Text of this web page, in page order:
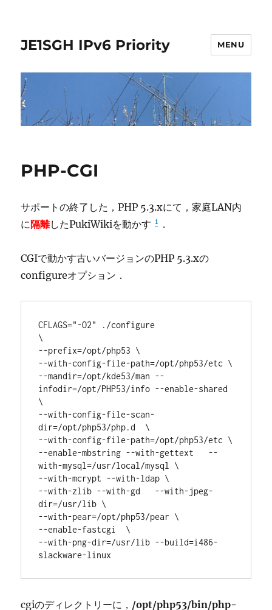
JE1SGH IPv6 Priority MENU
PHP-CGI
サポートの終了した，PHP 5.3.xにて，家庭LAN内
に隔離したPukiWikiを動かす 1 ．
CGIで動かす古いバージョンのPHP 5.3.xの
configureオプション．
CFLAGS="-O2" ./configure
\
--prefix=/opt/php53 \
--with-config-file-path=/opt/php53/etc \
--mandir=/opt/kde53/man --
infodir=/opt/PHP53/info --enable-shared
\
--with-config-file-scan-
dir=/opt/php53/php.d  \
--with-config-file-path=/opt/php53/etc \
--enable-mbstring --with-gettext   --
with-mysql=/usr/local/mysql \
--with-mcrypt --with-ldap \
--with-zlib --with-gd   --with-jpeg-
dir=/usr/lib \
--with-pear=/opt/php53/pear \
--enable-fastcgi  \
--with-png-dir=/usr/lib --build=i486-
slackware-linux
cgiのディレクトリーに， /opt/php53/bin/php-